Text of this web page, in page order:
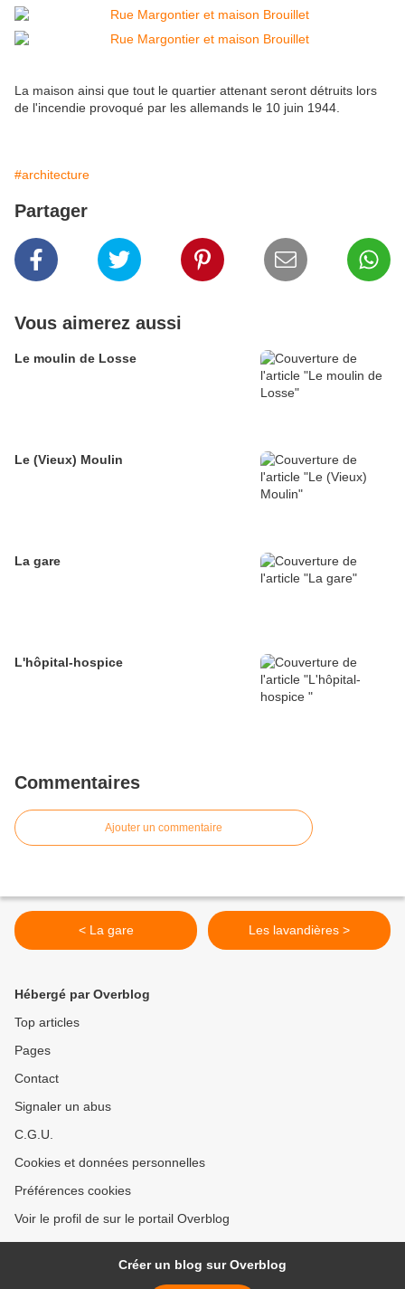
La maison ainsi que tout le quartier attenant seront détruits lors
de l'incendie provoqué par les allemands le 10 juin 1944.
#architecture
Partager
Vous aimerez aussi
Le moulin de Losse
Le (Vieux) Moulin
La gare
L'hôpital-hospice
Commentaires
Ajouter un commentaire
< La gare Les lavandières >
Hébergé par Overblog
Top articles
Pages
Contact
Signaler un abus
C.G.U.
Cookies et données personnelles
Préférences cookies
Voir le profil de sur le portail Overblog
Créer un blog sur Overblog